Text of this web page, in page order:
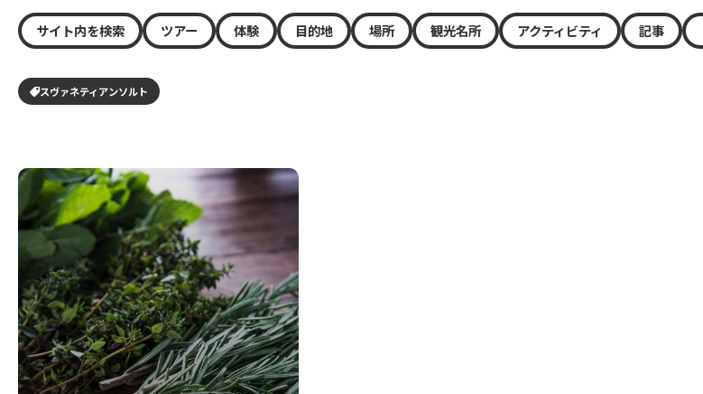
サイト内を検索 ツアー 体験 目的地 場所 観光名所 アクティビティ 記事
スヴァネティアンソルト